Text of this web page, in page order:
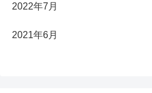
2022年7月
2021年6月